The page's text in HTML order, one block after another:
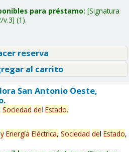
para préstamo: Signatura
v.3 (1).
reserva
al carrito
San Antonio Oeste,
Sociedad del Estado.
y Energía Eléctrica, Sociedad del Estado,